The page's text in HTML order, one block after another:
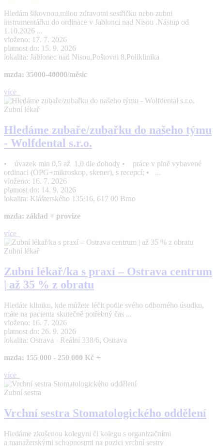
Hledám šikovnou,milou zdravotni sestřičku nebo zubni
instrumentářku do ordinace v Jablonci nad Nisou .Nástup od
1.10.2026 ...
vloženo: 17. 7. 2026
platnost do: 15. 9. 2026
lokalita: Jablonec nad Nisou,Poštovni 8,Poliklinika
mzda: 35000-40000/měsic
více
Zubní lékař
Hledáme zubaře/zubařku do našeho týmu
- Wolfdental s.r.o.
• úvazek min 0,5 až 1,0 dle dohody • práce v plně vybavené
ordinaci (OPG+mikroskop, skener), s recepcí; • ...
vloženo: 16. 7. 2026
platnost do: 14. 9. 2026
lokalita: Klášterského 135/16, 617 00 Brno
mzda: základ + provize
více
Zubní lékař
Zubní lékař/ka s praxí – Ostrava centrum
| až 35 % z obratu
Hledáte kliniku, kde můžete léčit podle svého odborného úsudku,
máte na pacienta skutečně potřebný čas ...
vloženo: 16. 7. 2026
platnost do: 26. 9. 2026
lokalita: Ostrava - Reální 338/6, Ostrava
mzda: 155 000 - 250 000 Kč +
více
Zubní sestra
Vrchní sestra Stomatologického oddělení
Hledáme zkušenou kolegyni či kolegu s organizačními
a manažerskými schopnostmi na pozici vrchní sestry